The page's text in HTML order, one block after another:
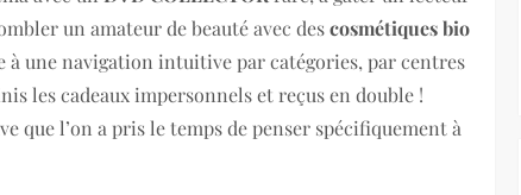
un amateur de beauté avec descosmétiques bio
à une navigation intuitive par catégories, par centres
les cadeaux impersonnels et reçus en double !
que l’on a pris le temps de penser spécifiquement à